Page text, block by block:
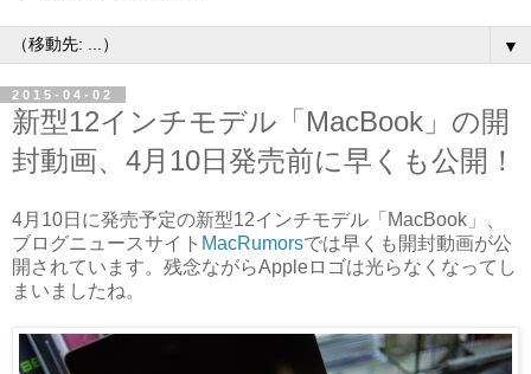
▼
2015-04-02
新型12インチモデル「MacBook」の開
封動画、4月10日発売前に早くも公開！
4月10日に発売予定の新型12インチモデル「MacBook」、
ブログニュースサイト MacRumorsでは早くも開封動画が公
開されています。残念ながらAppleロゴは光らなくなってし
まいましたね。